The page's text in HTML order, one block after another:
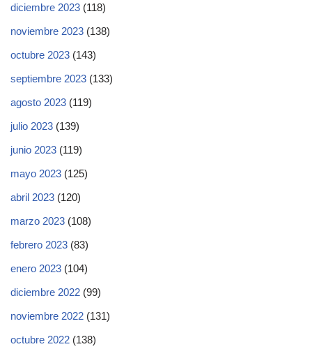
diciembre 2023 (118)
noviembre 2023 (138)
octubre 2023 (143)
septiembre 2023 (133)
agosto 2023 (119)
julio 2023 (139)
junio 2023 (119)
mayo 2023 (125)
abril 2023 (120)
marzo 2023 (108)
febrero 2023 (83)
enero 2023 (104)
diciembre 2022 (99)
noviembre 2022 (131)
octubre 2022 (138)